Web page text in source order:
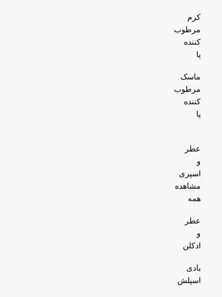
کرم
مرطوب
کننده
پا
ماسک
مرطوب
کننده
پا
عطر
و
اسپری
مشاهده
همه
عطر
و
ادکلن
بادی
اسپلش